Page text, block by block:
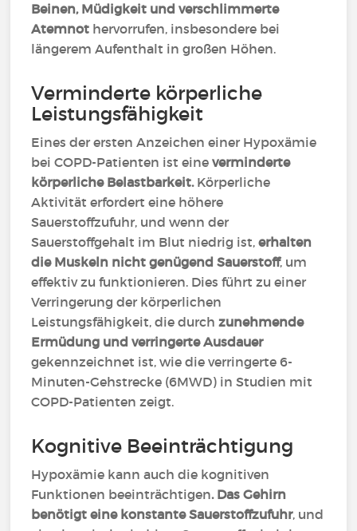
Beinen, Müdigkeit und verschlimmerte
Atemnot hervorrufen, insbesondere bei
längerem Aufenthalt in großen Höhen.
Verminderte körperliche
Leistungsfähigkeit
Eines der ersten Anzeichen einer Hypoxämie
bei COPD-Patienten ist eineverminderte
körperliche Belastbarkeit.Körperliche
Aktivität erfordert eine höhere
Sauerstoffzufuhr, und wenn der
Sauerstoffgehalt im Blut niedrig ist,erhalten
die Muskeln nicht genügend Sauerstoff, um
effektiv zu funktionieren. Dies führt zu einer
Verringerung der körperlichen
Leistungsfähigkeit, die durchzunehmende
Ermüdung und verringerte Ausdauer
gekennzeichnet ist, wie die verringerte 6-
Minuten-Gehstrecke (6MWD) in Studien mit
COPD-Patienten zeigt.
Kognitive Beeinträchtigung
Hypoxämie kann auch die kognitiven
Funktionen beeinträchtigen. Das Gehirn
benötigt eine konstante Sauerstoffzufuhr, und